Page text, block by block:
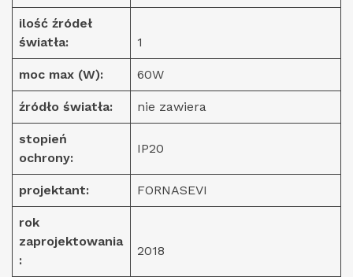
ilość źródeł
światła:
1
moc max (W): 60W
źródło światła: nie zawiera
stopień
ochrony:
IP20
projektant: FORNASEVI
rok
zaprojektowania
:
2018